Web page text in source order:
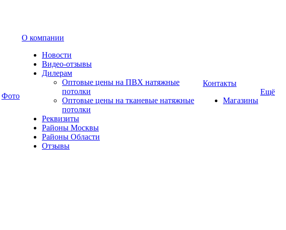
Фото
О компании
Новости
Видео-отзывы
Дилерам
Оптовые цены на ПВХ натяжные
потолки
Оптовые цены на тканевые натяжные
потолки
Реквизиты
Районы Москвы
Районы Области
Отзывы
Контакты
Магазины
Ещё